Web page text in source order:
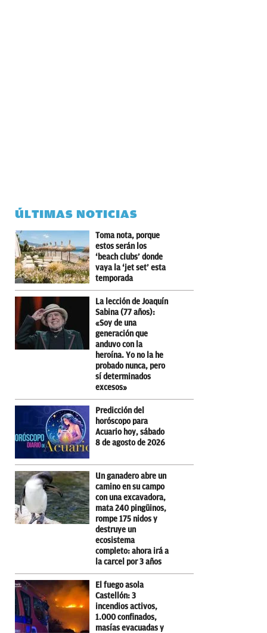
ÚLTIMAS NOTICIAS
Toma nota, porque
estos serán los
‘beach clubs’ donde
vaya la ‘jet set’ esta
temporada
La lección de Joaquín
Sabina (77 años):
«Soy de una
generación que
anduvo con la
heroína. Yo no la he
probado nunca, pero
sí determinados
excesos»
Predicción del
horóscopo para
Acuario hoy, sábado
8 de agosto de 2026
Un ganadero abre un
camino en su campo
con una excavadora,
mata 240 pingüinos,
rompe 175 nidos y
destruye un
ecosistema
completo: ahora irá a
la carcel por 3 años
El fuego asola
Castellón: 3
incendios activos,
1.000 confinados,
masías evacuadas y